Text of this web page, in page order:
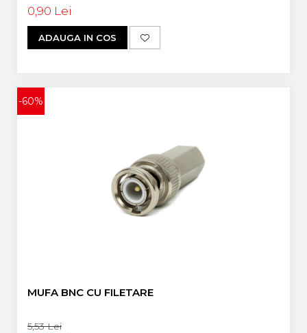
0,90 Lei
ADAUGA IN COS
-60%
MUFA BNC CU FILETARE
5,53 Lei